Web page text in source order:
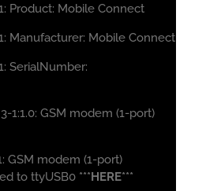
Product: Mobile Connect
Manufacturer: Mobile Connect
SerialNumber:
1:1.0: GSM modem (1-port)
GSM modem (1-port)
to ttyUSB0 ***HERE***